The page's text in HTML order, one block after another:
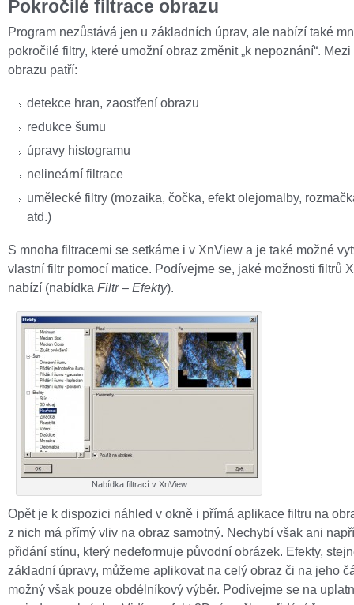
Pokročilé filtrace obrazu
Program nezůstává jen u základních úprav, ale nabízí také
pokročilé filtry, které umožní obraz změnit „k nepoznání“.
obrazu patří:
detekce hran, zaostření obrazu
redukce šumu
úpravy histogramu
nelineární filtrace
umělecké filtry (mozaika, čočka, efekt olejomalby,
atd.)
S mnoha filtracemi se setkáme i v XnView a je také možné
vlastní filtr pomocí matice. Podívejme se, jaké možnosti filtrů
nabízí (nabídka Filtr– Efekty).
Nabídka filtrací v XnView
Opět je k dispozici náhled v okně i přímá aplikace filtru na
z nich má přímý vliv na obraz samotný. Nechybí však ani
přidání stínu, který nedeformuje původní obrázek. Efekty,
základní úpravy, můžeme aplikovat na celý obraz či na jeho
možný však pouze obdélníkový výběr. Podívejme se na